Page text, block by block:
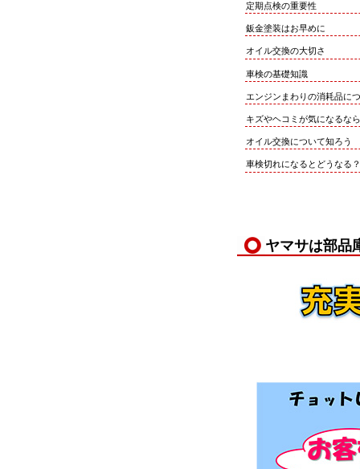
定期点検の重要性
鈑金塗装はお早めに
オイル交換の大切さ
車検の基礎知識
エンジンまわりの消耗品に
キズやヘコミが気になるな
オイル交換について知ろう
車検切れになるとどうなる
ヤマサは部品